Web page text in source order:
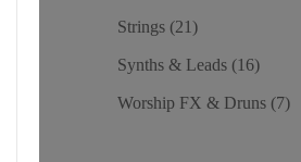
Strings 21
Synths & Leads 16
Worship FX & Druns 7